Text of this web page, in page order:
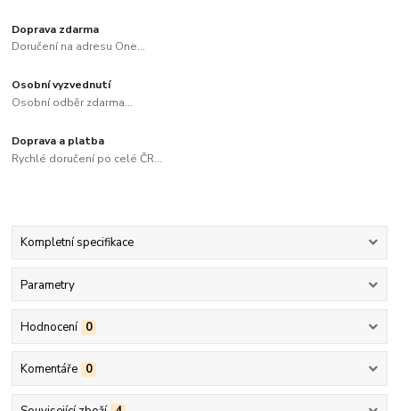
Doprava zdarma
Doručení na adresu One...
Osobní vyzvednutí
Osobní odběr zdarma...
Doprava a platba
Rychlé doručení po celé ČR...
Kompletní specifikace
Parametry
Hodnocení 0
Komentáře 0